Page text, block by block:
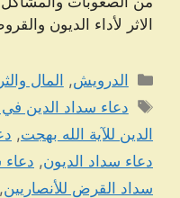
الاثر لأداء الديون
التصنيفات
الدرويش, المال
الوسوم
دعاء سداد الدين
الدين للآية الله بهجت,
دعاء سداد الديون, دعاء
سداد القرض للأنصاريين,